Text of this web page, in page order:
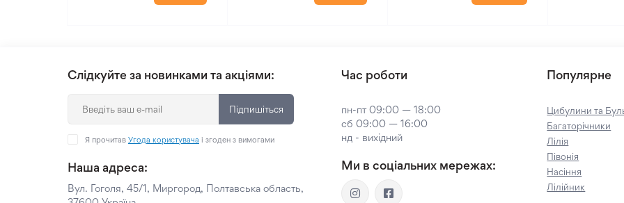
Слідкуйте за новинками та акціями:
Підпишіться
Я прочитав Угода користувача і згоден з вимогами
Наша адреса:
Вул. Гоголя, 45/1, Миргород, Полтавська область,
Час роботи
пн-пт 09:00 — 18:00
сб 09:00 — 16:00
нд - вихідний
Ми в соціальних мережах:
Популярне
Цибулини та
Багаторічники
Лілія
Півонія
Насіння
Лілійник